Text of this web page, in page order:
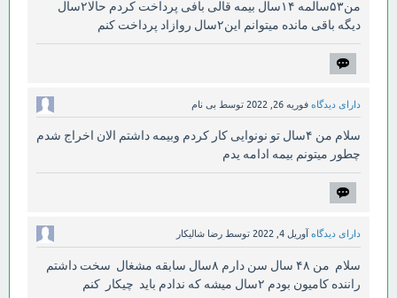
من۵۳سالمه ۱۴سال بیمه قالی بافی پرداخت کردم حالا۲سال
دیگه باقی مانده میتوانم این۲سال روازاد پرداخت کنم
دارای دیدگاه فوریه 26, 2022 توسط بی نام
سلام من ۴سال تو نونوایی کار کردم وبیمه داشتم الان اخراج شدم
چطور میتونم بیمه ادامه یدم
دارای دیدگاه آوریل 4, 2022 توسط رضا شالیکار
سلام من ۴۸ سال سن دارم ۸سال سابقه مشغال سخت داشتم
راننده کامیون بودم ۲سال میشه که ندادم باید چیکار کنم